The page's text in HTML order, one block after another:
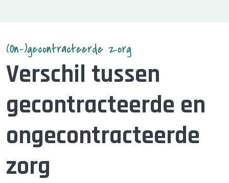
(On-)gecontracteerde zorg
Verschil tussen
gecontracteerde en
ongecontracteerde
zorg